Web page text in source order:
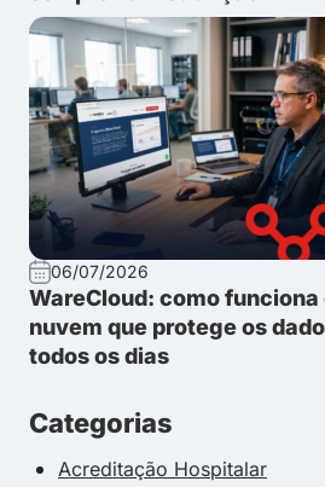
06/07/2026
WareCloud: como funciona
nuvem que protege os
todos os dias
Categorias
Acreditação Hospitalar